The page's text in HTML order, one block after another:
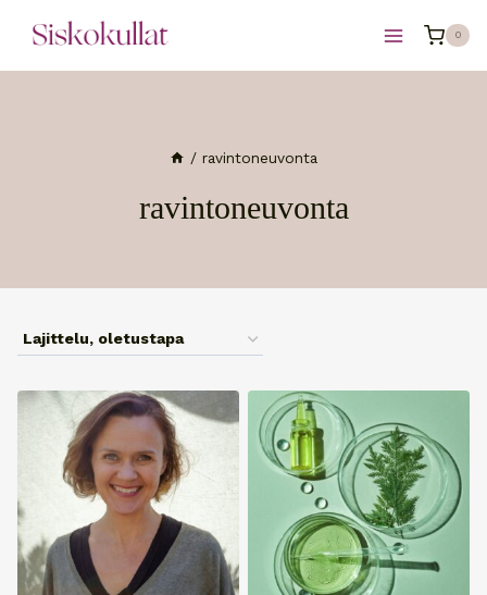
sisältöön
0
/ ravintoneuvonta
ravintoneuvonta